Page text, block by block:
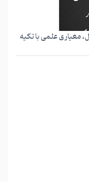
معیاری علمی با تکیه